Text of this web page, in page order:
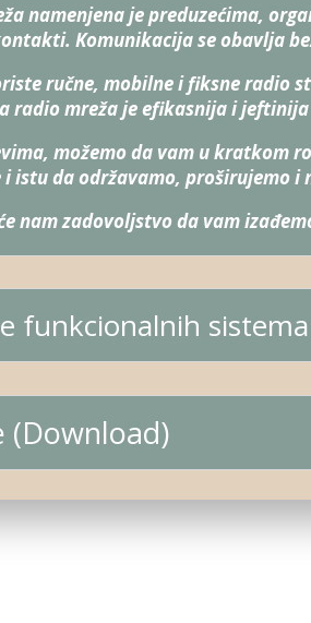
namenjena je preduzećima,
Komunikacija se obavlja
ručne, mobilne i fiksne radio
radio mreža je efikasnija i
možemo da vam u kratkom
istu da održavamo, proširujemo i
nam zadovoljstvo da vam
funkcionalnih
(Download)